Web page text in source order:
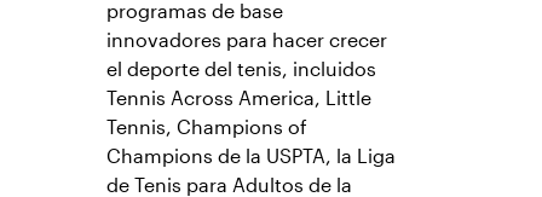
programas de base
innovadores para hacer crecer
el deporte del tenis, incluidos
Tennis Across America, Little
Tennis, Champions of
Champions de la USPTA, la Liga
de Tenis para Adultos de la